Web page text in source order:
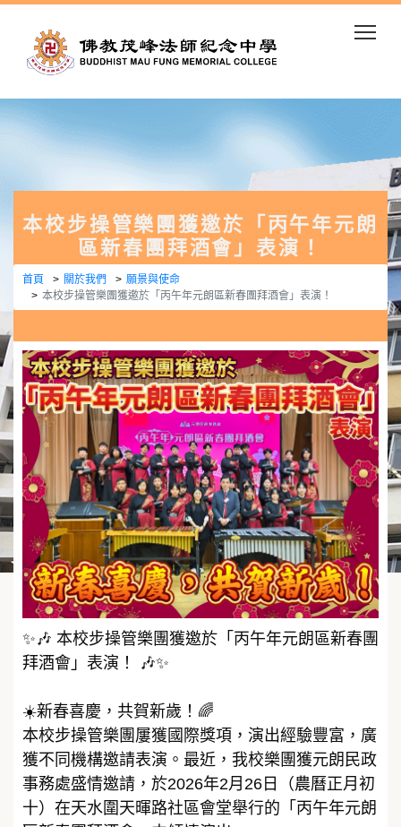
本校步操管樂團獲邀於「丙午年元朗
區新春團拜酒會」表演！
首頁 關於我們
願景與使命
本校步操管樂團獲邀於「丙午年元朗區新春團拜酒會」表演！
✨🎶 本校步操管樂團獲邀於「丙午年元朗區新春團
拜酒會」表演！ 🎶✨
☀️新春喜慶，共賀新歲！🌈
本校步操管樂團屢獲國際獎項，演出經驗豐富，廣
獲不同機構邀請表演。最近，我校樂團獲元朗民政
事務處盛情邀請，於2026年2月26日（農曆正月初
十）在天水圍天暉路社區會堂舉行的「丙午年元朗